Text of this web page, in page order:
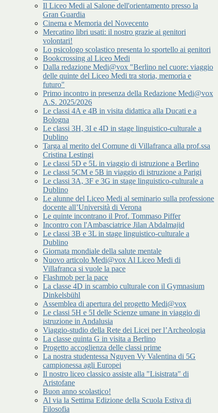
Il Liceo Medi al Salone dell'orientamento presso la
Gran Guardia
Cinema e Memoria del Novecento
Mercatino libri usati: il nostro grazie ai genitori
volontari!
Lo psicologo scolastico presenta lo sportello ai genitori
Bookcrossing al Liceo Medi
Dalla redazione Medi@vox "Berlino nel cuore: viaggio
delle quinte del Liceo Medi tra storia, memoria e
futuro"
Primo incontro in presenza della Redazione Medi@vox
A.S. 2025/2026
Le classi 4A e 4B in visita didattica alla Ducati e a
Bologna
Le classi 3H, 3I e 4D in stage linguistico-culturale a
Dublino
Targa al merito del Comune di Villafranca alla prof.ssa
Cristina Lestingi
Le classi 5D e 5L in viaggio di istruzione a Berlino
Le classi 5CM e 5B in viaggio di istruzione a Parigi
Le classi 3A, 3F e 3G in stage linguistico-culturale a
Dublino
Le alunne del Liceo Medi al seminario sulla professione
docente all’Università di Verona
Le quinte incontrano il Prof. Tommaso Piffer
Incontro con l'Ambasciatrice Jilan Abdalmajid
Le classi 3B e 3L in stage linguistico-culturale a
Dublino
Giornata mondiale della salute mentale
Nuovo articolo Medi@vox Al Liceo Medi di
Villafranca si vuole la pace
Flashmob per la pace
La classe 4D in scambio culturale con il Gymnasium
Dinkelsbühl
Assemblea di apertura del progetto Medi@vox
Le classi 5H e 5I delle Scienze umane in viaggio di
istruzione in Andalusia
Viaggio-studio della Rete dei Licei per l’Archeologia
La classe quinta G in visita a Berlino
Progetto accoglienza delle classi prime
La nostra studentessa Nguyen Vy Valentina di 5G
campionessa agli Europei
Il nostro liceo classico assiste alla "Lisistrata" di
Aristofane
Buon anno scolastico!
Al via la Settima Edizione della Scuola Estiva di
Filosofia